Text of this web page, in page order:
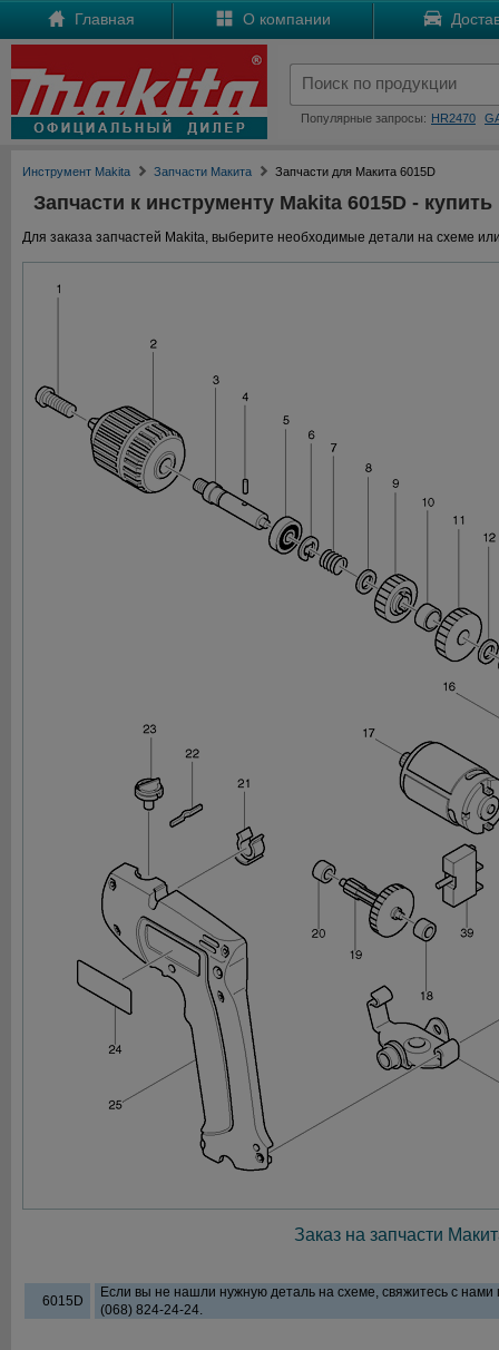
Главная О компании
Популярные запросы: HR2470
Инструмент Makita Запчасти Макита Запчасти для Макита 6015D
Запчасти к инструменту Makita 6015D -
Для заказа запчастей Makita, выберите необходимые детали на схеме
Заказ на запчасти
6015D
Если вы не нашли нужную деталь на схеме, свяжитесь с
(068) 824-24-24.